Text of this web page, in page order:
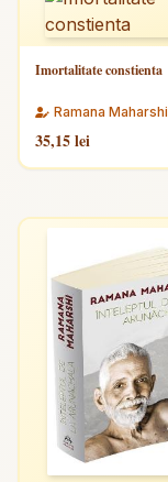
Imortalitate constienta
Ramana Maharshi
35,15 lei